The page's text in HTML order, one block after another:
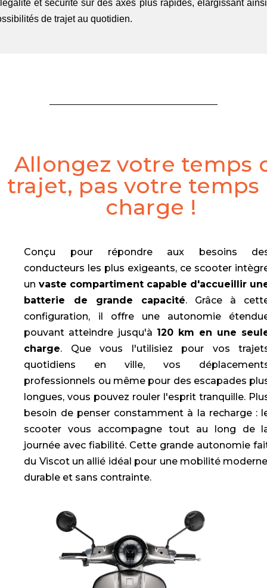
et sécurité sur des axes plus rapides, élargissant ainsi
de trajet au quotidien.
Allongez votre temps
trajet, pas votre temps
charge !
Conçu pour répondre aux besoins
conducteurs les plus exigeants, ce scooter
un vaste compartiment capable d'accueillir
batterie de grande capacité. Grâce à
configuration, il offre une autonomie
pouvant atteindre jusqu'à 120 km en une
charge. Que vous l'utilisiez pour vos
quotidiens en ville, vos
professionnels ou même pour des escapades
longues, vous pouvez rouler l'esprit tranquille.
besoin de penser constamment à la recharge :
scooter vous accompagne tout au long de
journée avec fiabilité. Cette grande autonomie
du Viscot un allié idéal pour une mobilité
durable et sans contrainte.